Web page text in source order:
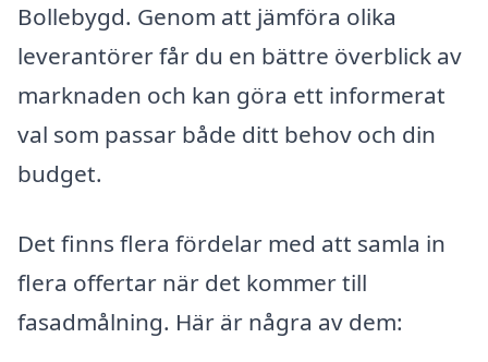
Bollebygd. Genom att jämföra olika
leverantörer får du en bättre överblick av
marknaden och kan göra ett informerat
val som passar både ditt behov och din
budget.
Det finns flera fördelar med att samla in
flera offertar när det kommer till
fasadmålning. Här är några av dem: